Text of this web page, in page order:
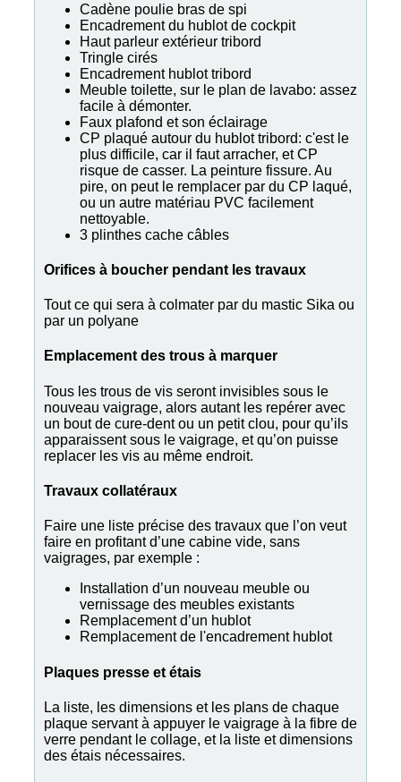
Cadène poulie bras de spi
Encadrement du hublot de cockpit
Haut parleur extérieur tribord
Tringle cirés
Encadrement hublot tribord
Meuble toilette, sur le plan de lavabo: assez
facile à démonter.
Faux plafond et son éclairage
CP plaqué autour du hublot tribord: c'est le
plus difficile, car il faut arracher, et CP
risque de casser. La peinture fissure. Au
pire, on peut le remplacer par du CP laqué,
ou un autre matériau PVC facilement
nettoyable.
3 plinthes cache câbles
Orifices à boucher pendant les travaux
Tout ce qui sera à colmater par du mastic Sika ou
par un polyane
Emplacement des trous à marquer
Tous les trous de vis seront invisibles sous le
nouveau vaigrage, alors autant les repérer avec
un bout de cure-dent ou un petit clou, pour qu’ils
apparaissent sous le vaigrage, et qu’on puisse
replacer les vis au même endroit.
Travaux collatéraux
Faire une liste précise des travaux que l’on veut
faire en profitant d’une cabine vide, sans
vaigrages, par exemple :
Installation d’un nouveau meuble ou
vernissage des meubles existants
Remplacement d’un hublot
Remplacement de l'encadrement hublot
Plaques presse et étais
La liste, les dimensions et les plans de chaque
plaque servant à appuyer le vaigrage à la fibre de
verre pendant le collage, et la liste et dimensions
des étais nécessaires.